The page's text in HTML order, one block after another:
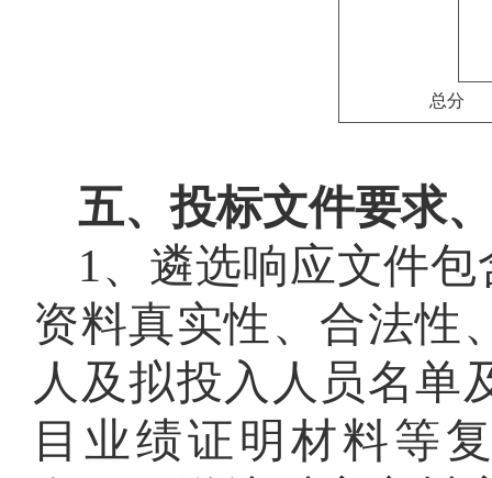
总分
五、投标文件要求
1、遴选响应文件
资料真实性、合法性
人及拟投入人员名单
目业绩证明材料等